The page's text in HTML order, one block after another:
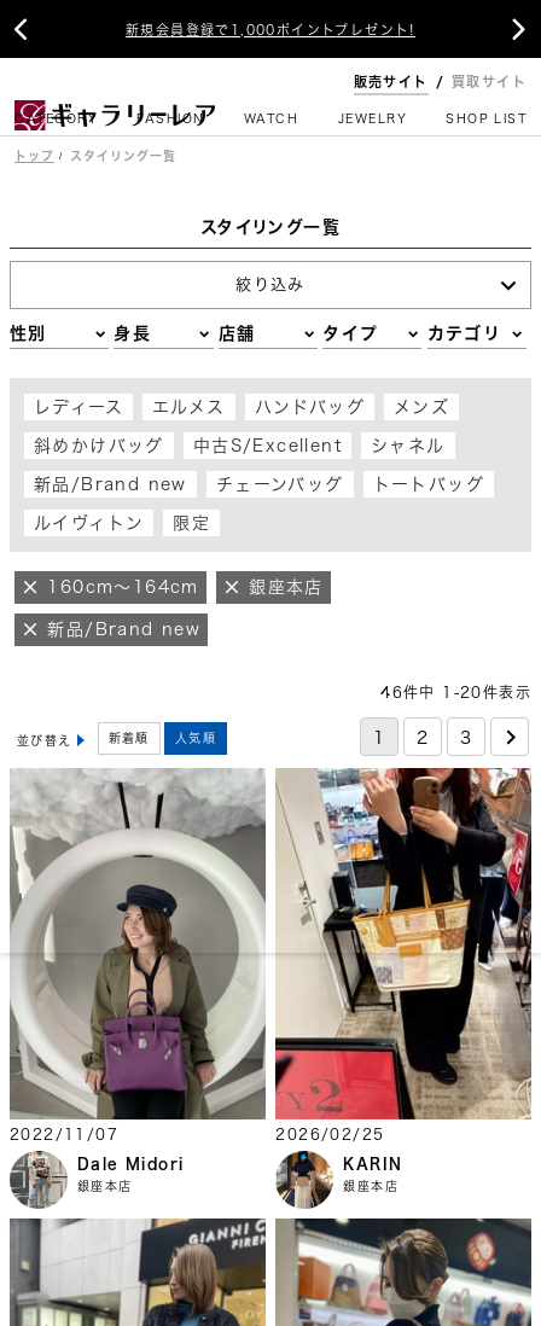
新規会員登録で1,000ポイントプレゼント!
 
販売サイト 買取サイト
CATEGORY FASHION WATCH JEWELRY SHOP LIST
トップ スタイリング一覧
スタイリング一覧
絞り込み
性別 身長 店舗 タイプ カテゴリ
レディース エルメス ハンドバッグ メンズ
斜めかけバッグ 中古S/Excellent シャネル
新品/Brand new チェーンバッグ トートバッグ
ルイヴィトン 限定
160cm～164cm 銀座本店
新品/Brand new
並び替え 新着順 人気順
46件中 1 -20件表示
1 2 3
2022/11/07
Dale Midori
銀座本店
2026/02/25
KARIN
銀座本店